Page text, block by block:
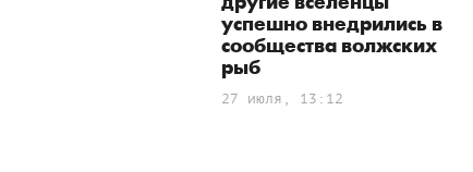
успешно внедрились в
сообщества волжских
рыб
27 июля, 13:12